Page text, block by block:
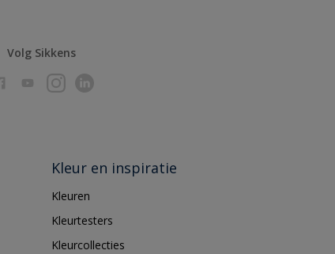
Volg Sikkens
Kleur en inspiratie
Kleuren
Kleurtesters
Kleurcollecties